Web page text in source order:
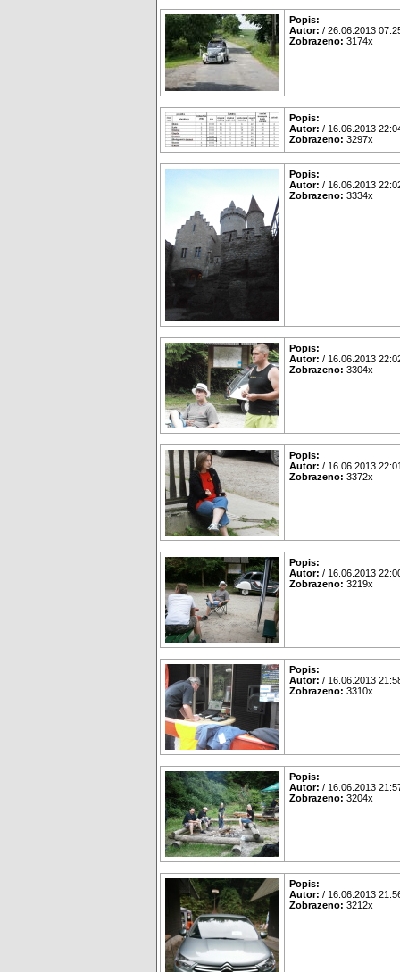
Popis:
Autor: / 26.06.2013
Zobrazeno: 3174x
Popis:
Autor: / 16.06.2013
Zobrazeno: 3297x
Popis:
Autor: / 16.06.2013
Zobrazeno: 3334x
Popis:
Autor: / 16.06.2013
Zobrazeno: 3304x
Popis:
Autor: / 16.06.2013
Zobrazeno: 3372x
Popis:
Autor: / 16.06.2013
Zobrazeno: 3219x
Popis:
Autor: / 16.06.2013
Zobrazeno: 3310x
Popis:
Autor: / 16.06.2013
Zobrazeno: 3204x
Popis:
Autor: / 16.06.2013
Zobrazeno: 3212x